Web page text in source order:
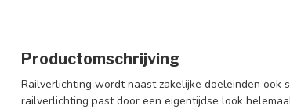
Productomschrijving
Railverlichting wordt naast zakelijke doeleinden ook
railverlichting past door een eigentijdse look